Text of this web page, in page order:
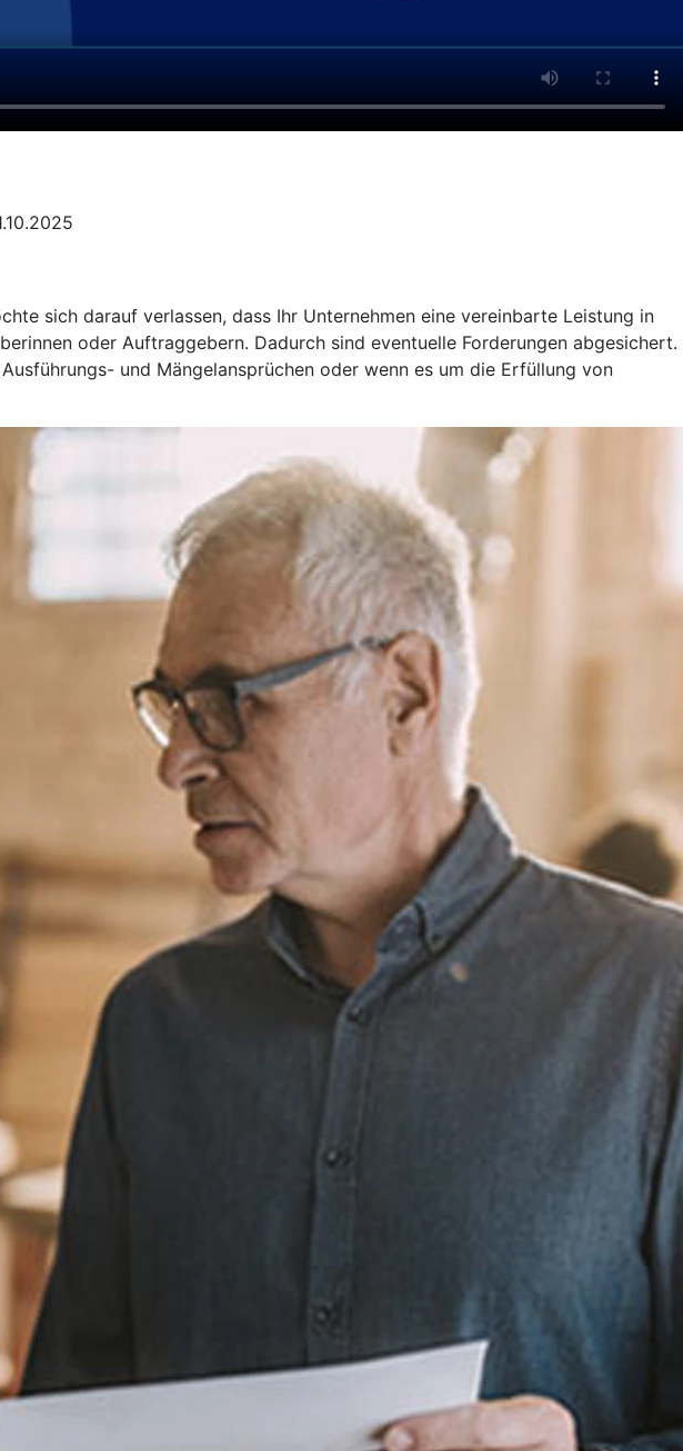
sich darauf verlassen, dass Ihr Unternehmen eine vereinbarte Leistung in
oder Auftraggebern. Dadurch sind eventuelle Forderungen abgesichert.
und Mängelansprüchen oder wenn es um die Erfüllung von